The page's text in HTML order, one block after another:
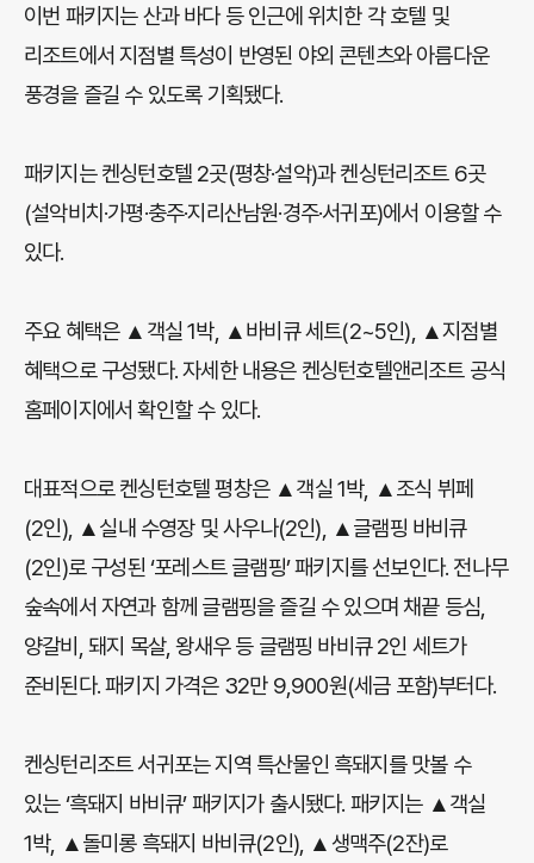
이번 패키지는 산과 바다 등 인근에 위치한 각 호텔 및
리조트에서 지점별 특성이 반영된 야외 콘텐츠와 아름다운
풍경을 즐길 수 있도록 기획됐다.
패키지는 켄싱턴호텔 2곳(평창·설악)과 켄싱턴리조트 6곳
(설악비치·가평·충주·지리산남원·경주·서귀포)에서 이용할 수
있다.
주요 혜택은 ▲객실 1박, ▲바비큐 세트(2~5인), ▲지점별
혜택으로 구성됐다. 자세한 내용은 켄싱턴호텔앤리조트 공식
홈페이지에서 확인할 수 있다.
대표적으로 켄싱턴호텔 평창은 ▲객실 1박, ▲조식 뷔페
(2인), ▲실내 수영장 및 사우나(2인), ▲글램핑 바비큐
(2인)로 구성된 ‘포레스트 글램핑’ 패키지를 선보인다. 전나무
숲속에서 자연과 함께 글램핑을 즐길 수 있으며 채끝 등심,
양갈비, 돼지 목살, 왕새우 등 글램핑 바비큐 2인 세트가
준비된다. 패키지 가격은 32만 9,900원(세금 포함)부터다.
켄싱턴리조트 서귀포는 지역 특산물인 흑돼지를 맛볼 수
있는 ‘흑돼지 바비큐’ 패키지가 출시됐다. 패키지는 ▲객실
1박, ▲돌미롱 흑돼지 바비큐(2인), ▲생맥주(2잔)로